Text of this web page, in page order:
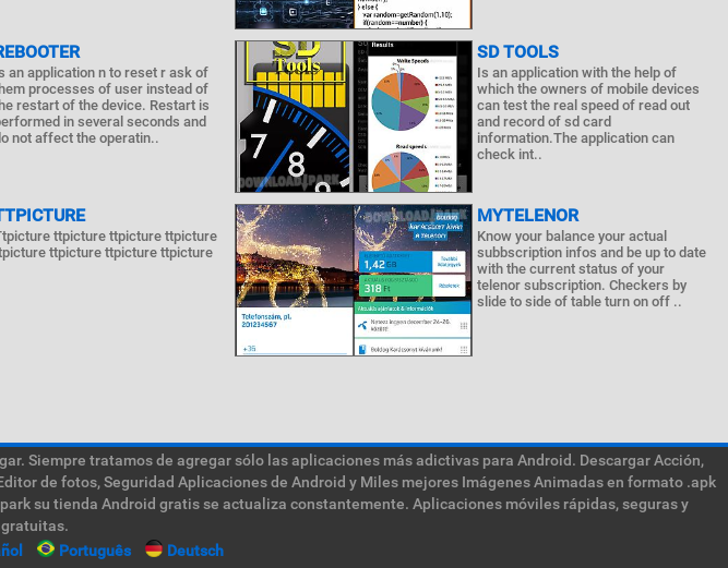
an application n to reset r ask of
processes of user instead of
restart of the device. Restart is
in several seconds and
not affect the operatin..
SD TOOLS
Is an application with the help of
which the owners of mobile devices
can test the real speed of read out
and record of sd card
information.The application can
check int..
ttpicture ttpicture ttpicture
ttpicture ttpicture ttpicture
MYTELENOR
Know your balance your actual
subbscription infos and be up to date
with the current status of your
telenor subscription. Checkers by
slide to side of table turn on off ..
Siempre tratamos de agregar sólo las aplicaciones más adictivas para Android. Descargar Acción,
de fotos, Seguridad Aplicaciones de Android y Miles mejores Imágenes Animadas en formato .apk
su tienda Android gratis se actualiza constantemente. Aplicaciones móviles rápidas, seguras y
Português
Deutsch